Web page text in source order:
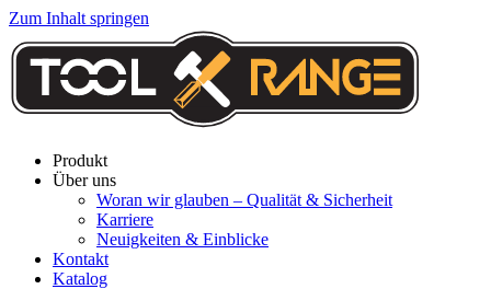
Zum Inhalt springen
Produkt
Über uns
Woran wir glauben – Qualität & Sicherheit
Karriere
Neuigkeiten & Einblicke
Kontakt
Katalog